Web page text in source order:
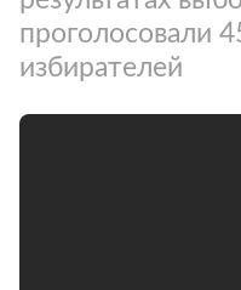
проголосовали
избирателей